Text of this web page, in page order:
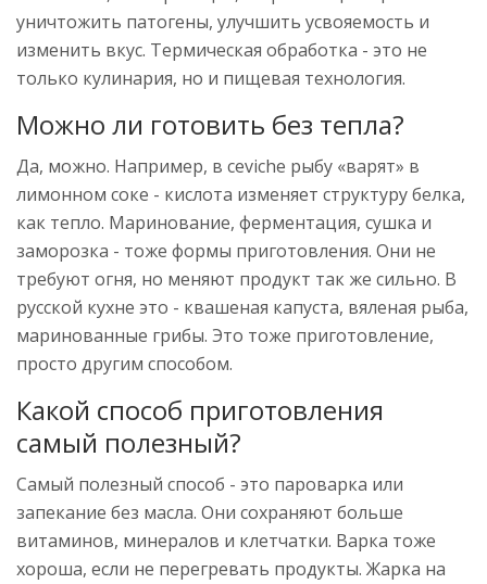
уничтожить патогены, улучшить усвояемость и
изменить вкус. Термическая обработка - это не
только кулинария, но и пищевая технология.
Можно ли готовить без тепла?
Да, можно. Например, в ceviche рыбу «варят» в
лимонном соке - кислота изменяет структуру белка,
как тепло. Маринование, ферментация, сушка и
заморозка - тоже формы приготовления. Они не
требуют огня, но меняют продукт так же сильно. В
русской кухне это - квашеная капуста, вяленая рыба,
маринованные грибы. Это тоже приготовление,
просто другим способом.
Какой способ приготовления
самый полезный?
Самый полезный способ - это пароварка или
запекание без масла. Они сохраняют больше
витаминов, минералов и клетчатки. Варка тоже
хороша, если не перегревать продукты. Жарка на